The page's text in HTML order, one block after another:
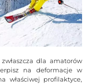
dla amatorów
na deformacje w
właściwej profilaktyce,